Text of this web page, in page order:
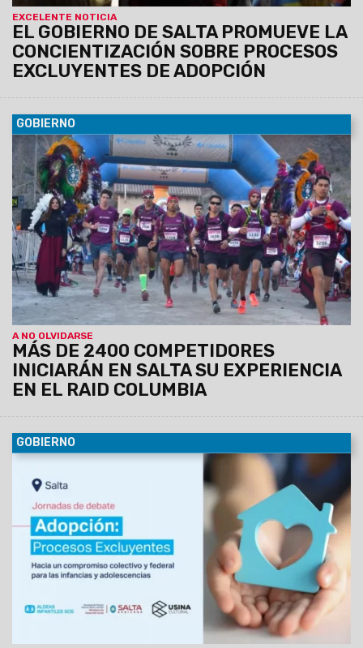
EXCELENTE NOTICIA
EL GOBIERNO DE SALTA PROMUEVE LA
CONCIENTIZACIÓN SOBRE PROCESOS
EXCLUYENTES DE ADOPCIÓN
GOBIERNO
A NO OLVIDARSE
MÁS DE 2400 COMPETIDORES
INICIARÁN EN SALTA SU EXPERIENCIA
EN EL RAID COLUMBIA
02/05/2024
La 11º edición de la competencia de montaña
se llevará a cabo desde mañana y hasta el 5 de mayo en
escenarios de Salta y Jujuy.
GOBIERNO
La jornada será hoy 2 de mayo en Usina
Cultural de Salta (España 1 -98), de 9.30 a 13hs. Quienes
deseen asistir pueden reservar su cupo completando el
siguiente formulario de inscripción: https://bit.ly/Jornada-
Adopción-Salta